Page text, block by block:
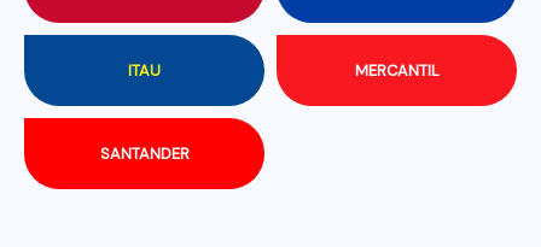
ITAU MERCANTIL
SANTANDER